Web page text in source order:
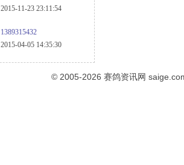
2015-11-23 23:11:54
1389315432
2015-04-05 14:35:30
© 2005-2026 赛鸽资讯网